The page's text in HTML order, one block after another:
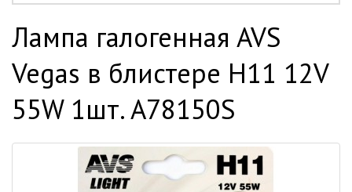
Лампа галогенная AVS
Vegas в блистере H11 12V
55W 1шт. A78150S